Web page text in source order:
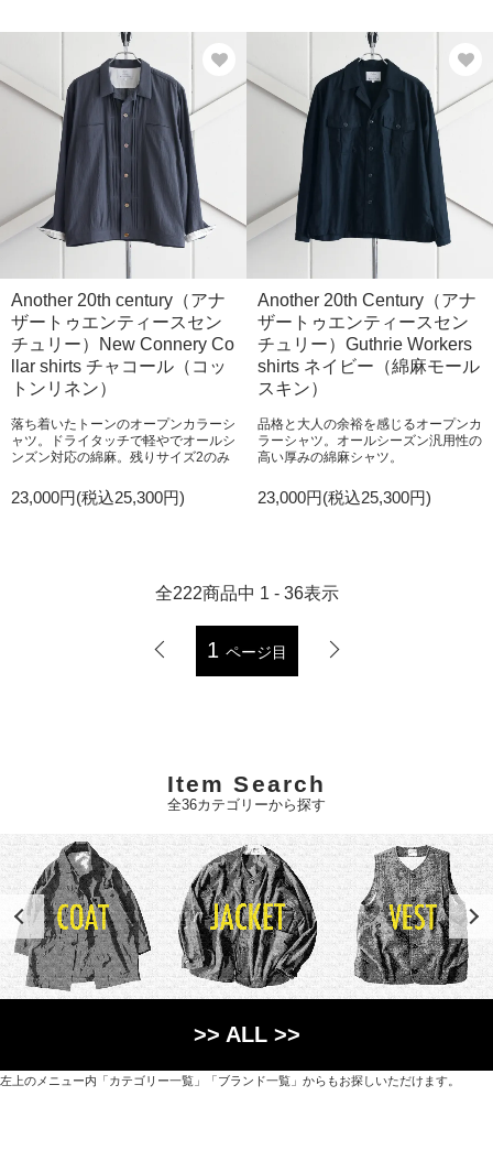
Another 20th century（アナ
ザートゥエンティースセン
チュリー）New Connery Co
llar shirts チャコール（コッ
トンリネン）
落ち着いたトーンのオープンカラーシ
ャツ。ドライタッチで軽やでオールシ
ンズン対応の綿麻。残りサイズ2のみ
23,000円(税込25,300円)
Another 20th Century（アナ
ザートゥエンティースセン
チュリー）Guthrie Workers
shirts ネイビー（綿麻モール
スキン）
品格と大人の余裕を感じるオープンカ
ラーシャツ。オールシーズン汎用性の
高い厚みの綿麻シャツ。
23,000円(税込25,300円)
全222商品中 1 - 36表示
1 ページ目
Item Search
全36カテゴリーから探す
>> ALL >>
左上のメニュー内「カテゴリー一覧」「ブランド一覧」からもお探しいただけます。